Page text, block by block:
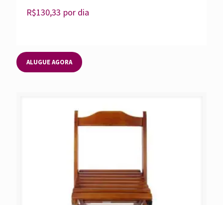
R$130,33 por dia
ALUGUE AGORA